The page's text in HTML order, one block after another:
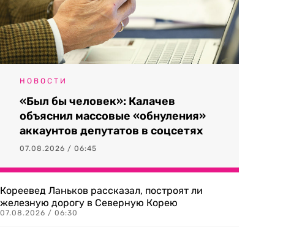
НОВОСТИ
«Был бы человек»: Калачев
объяснил массовые «обнуления»
аккаунтов депутатов в соцсетях
07.08.2026 / 06:45
Кореевед Ланьков рассказал, построят ли
железную дорогу в Северную Корею
07.08.2026 / 06:30